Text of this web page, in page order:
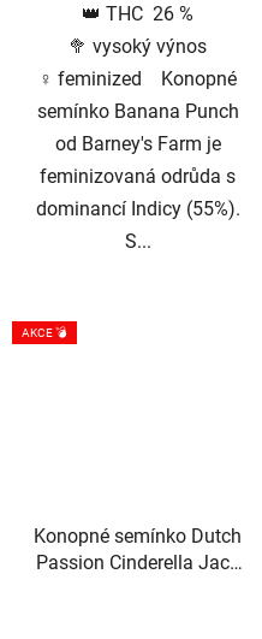
5
hvězdiček.
👑 THC 26 %
🥦 vysoký výnos
♀️ feminized Konopné
semínko Banana Punch
od Barney's Farm je
feminizovaná odrůda s
dominancí Indicy (55%).
S...
AKCE 💣
Konopné semínko Dutch
Passion Cinderella Jack